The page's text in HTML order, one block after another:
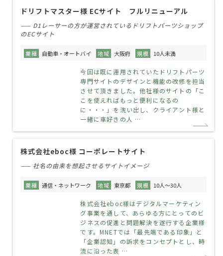
ドリフトマスター様 ECサイト フルリニューアル
—— D1レーサーの方が運営されているドリフトパーツショップ
のECサイト
業種 自動車・オートバイ 地域 大阪府 規模 10人未満
今回は既に運用されていたドリフトパーツ
専門サイトのデザインと機能の改修を担当
させて頂きました。他社様のサイトの「こ
こを使えればもっと便利になるの
に・・・」を洗い出し、クライアント様と
一緒に車好きの人 …
株式会社eboc様 コーポレートサイト
—— 社名の由来を想起させるサイトイメージ
業種 通信・ネットワーク 地域 東京都 規模 10人～30人
株式会社eboc様はデジタルマーケティン
グ事業を通して、あらゆる方にとってのビ
ジネスの促進と問題解決を遂行する企業様
です。MNETでは「最先端である印象」と
「企業認知」の訴求をコンセプトとし、時
流に沿った表 …